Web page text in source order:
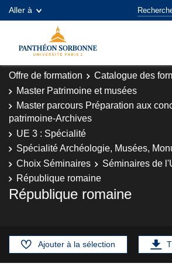
Aller à
Offre de formation Catalogue des
Master Patrimoine et musées
Master parcours Préparation aux
patrimoine-Archives
UE 3 : Spécialité
Spécialité Archéologie, Musées,
Choix Séminaires
Séminaires de
République romaine
République romaine
Ajouter à la sélection